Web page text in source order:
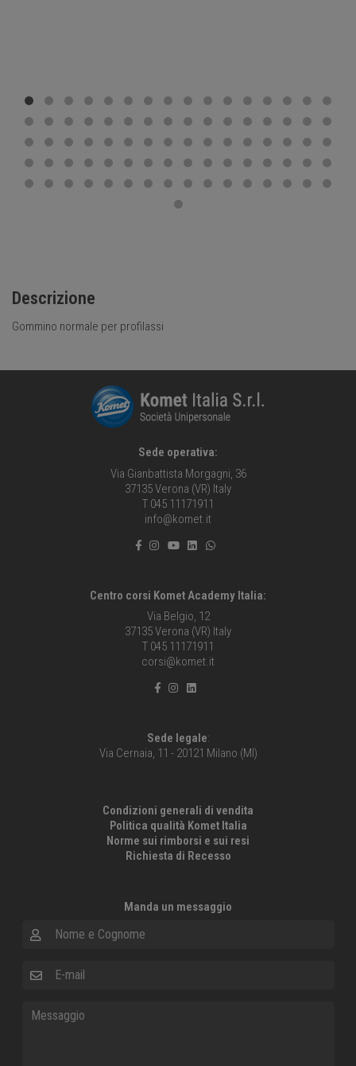
Descrizione
Gommino normale per profilassi
Sede operativa:
Via Gianbattista Morgagni, 36
37135 Verona (VR) Italy
T 045 11171911
info@komet.it
Centro corsi Komet Academy Italia:
Via Belgio, 12
37135 Verona (VR) Italy
T 045 11171911
corsi@komet.it
Sede legale:
Via Cernaia, 11 - 20121 Milano (MI)
Condizioni generali di vendita
Politica qualità Komet Italia
Norme sui rimborsi e sui resi
Richiesta di Recesso
Manda un messaggio